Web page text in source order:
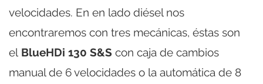
velocidades. En en lado diésel nos
encontraremos con tres mecánicas, éstas son
el BlueHDi 130 S&S con caja de cambios
manual de 6 velocidades o la automática de 8